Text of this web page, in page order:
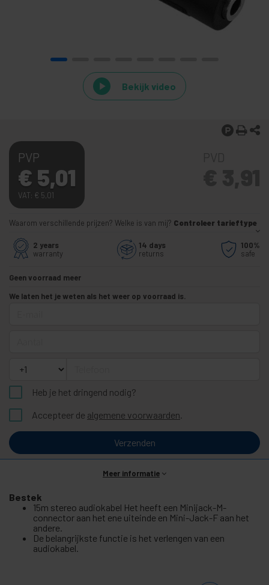
Bekijk video
PVP
€ 5,01
VAT: € 5,01
Waarom verschillende prijzen? Welke is van mij? Controleer tarieftype
2 years
warranty
14 days
returns
100%
safe
Geen voorraad meer
We laten het je weten als het weer op voorraad is.
Heb je het dringend nodig?
Accepteer de algemene voorwaarden.
Verzenden
Meer informatie
Bestek
15m stereo audiokabel Het heeft een Minijack-M-
connector aan het ene uiteinde en Mini-Jack-F aan het
andere.
De belangrijkste functie is het verlengen van een
audiokabel.